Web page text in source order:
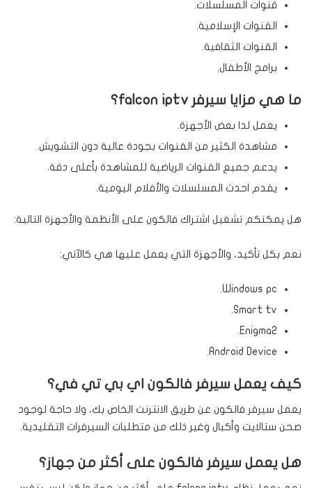
قنوات المسلسلات.
القنوات الإسلامية.
القنوات الثقافية.
برامج الأطفال.
ما هي مزايا سيرفر falcon iptv؟
يعمل لدا بعض الأجهزة.
مشاهدة الكثير من القنوات بجودة عالية دون التشويش.
يدعم جميع القنوات الرياضية للمشاهدة بأعلى دقة.
يقدم احدث المسلسلات والأفلام اليومية.
هل يمكنكم تشغيل اشتراك فالكون على الأنظمة والأجهزة التالية:
نعم بكل تأكيد، والأجهزة التي يعمل عليها هي كالآتي:
Windows pc.
Smart tv.
Enigma2.
Android Device.
كيف يعمل سيرفر فالكون اي بي تي في؟
يعمل سيرفر فالكون عن طريق الانترنت الخاص بك، ولا حاجة لوجود
صحن ستالايت وأكبال وغير ذلك من متطلبات السيرفرات التقليدية.
هل يعمل سيرفر فالكون على أكثر من جهاز؟